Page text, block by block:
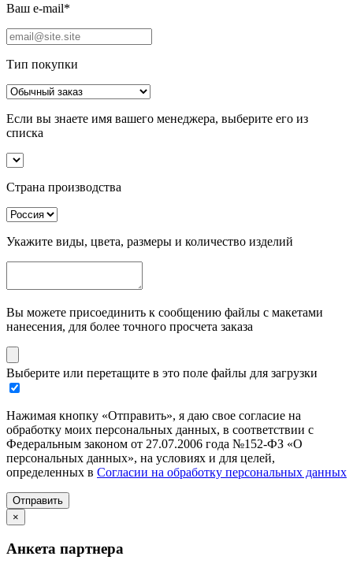
Ваш e-mail*
Тип покупки
Если вы знаете имя вашего менеджера, выберите его из
списка
Страна производства
Укажите виды, цвета, размеры и количество изделий
Вы можете присоединить к сообщению файлы с макетами
нанесения, для более точного просчета заказа
Выберите или перетащите в это поле файлы для загрузки
Нажимая кнопку «Отправить», я даю свое согласие на
обработку моих персональных данных, в соответствии с
Федеральным законом от 27.07.2006 года №152-ФЗ «О
персональных данных», на условиях и для целей,
определенных в Согласии на обработку персональных данных
Отправить
×
Анкета партнера